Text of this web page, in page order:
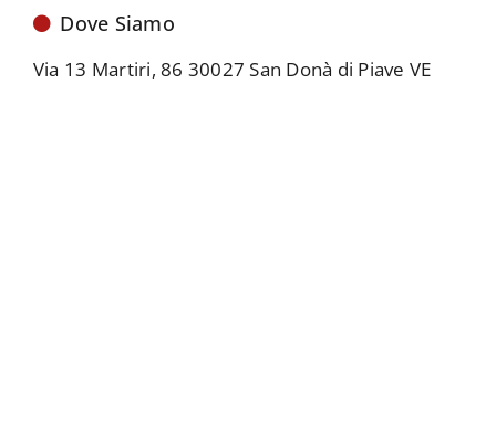
Dove Siamo
Via 13 Martiri, 86 30027 San Donà di Piave VE